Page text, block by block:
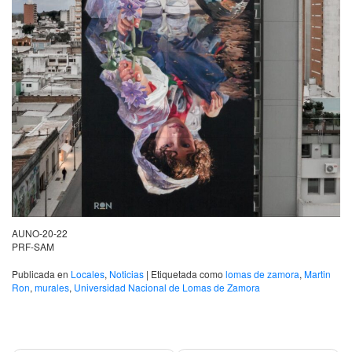
AUNO-20-22
PRF-SAM
Publicada en Locales, Noticias | Etiquetada como lomas de zamora, Martin
Ron, murales, Universidad Nacional de Lomas de Zamora